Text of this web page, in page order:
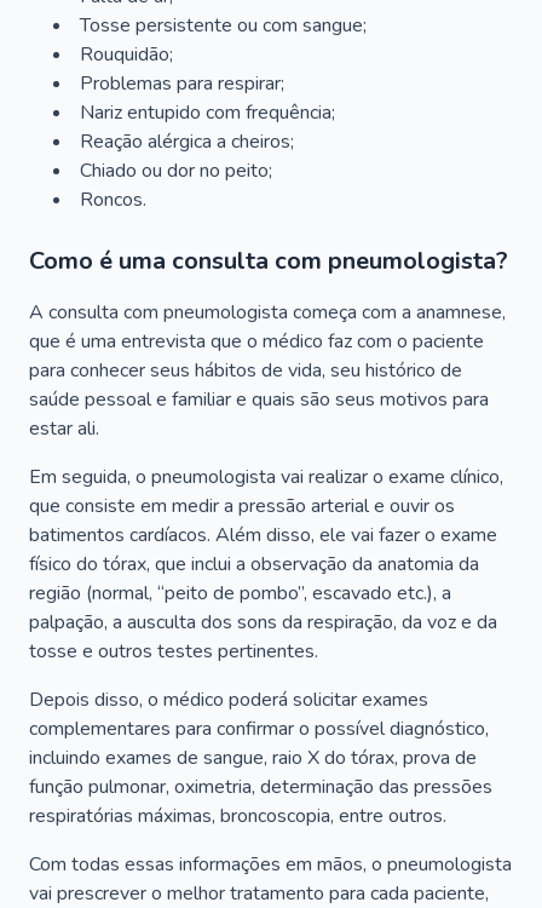
Tosse persistente ou com sangue;
Rouquidão;
Problemas para respirar;
Nariz entupido com frequência;
Reação alérgica a cheiros;
Chiado ou dor no peito;
Roncos.
Como é uma consulta com pneumologista?
A consulta com pneumologista começa com a anamnese,
que é uma entrevista que o médico faz com o paciente
para conhecer seus hábitos de vida, seu histórico de
saúde pessoal e familiar e quais são seus motivos para
estar ali.
Em seguida, o pneumologista vai realizar o exame clínico,
que consiste em medir a pressão arterial e ouvir os
batimentos cardíacos. Além disso, ele vai fazer o exame
físico do tórax, que inclui a observação da anatomia da
região (normal, “peito de pombo”, escavado etc.), a
palpação, a ausculta dos sons da respiração, da voz e da
tosse e outros testes pertinentes.
Depois disso, o médico poderá solicitar exames
complementares para confirmar o possível diagnóstico,
incluindo exames de sangue, raio X do tórax, prova de
função pulmonar, oximetria, determinação das pressões
respiratórias máximas, broncoscopia, entre outros.
Com todas essas informações em mãos, o pneumologista
vai prescrever o melhor tratamento para cada paciente,